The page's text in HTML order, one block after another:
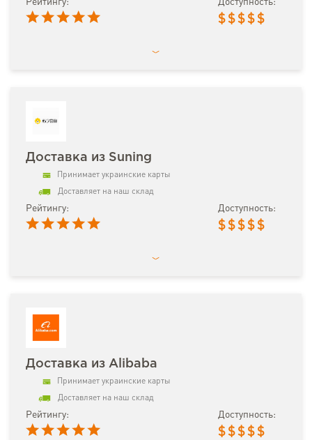
Рейтингу: Доступность:
$ $ $ $ $
Доставка из Suning
Принимает украинские карты
Доставляет на наш склад
Рейтингу: Доступность:
$ $ $ $ $
Доставка из Alibaba
Принимает украинские карты
Доставляет на наш склад
Рейтингу: Доступность:
$ $ $ $ $